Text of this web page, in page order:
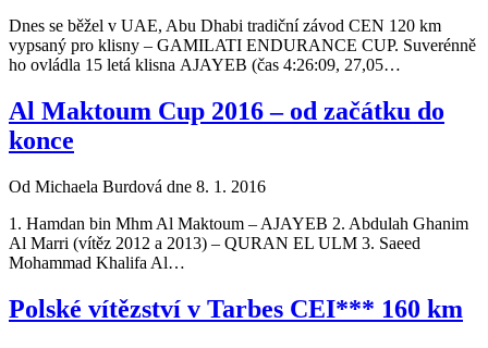
Dnes se běžel v UAE, Abu Dhabi tradiční závod CEN 120 km
vypsaný pro klisny – GAMILATI ENDURANCE CUP. Suverénně
ho ovládla 15 letá klisna AJAYEB (čas 4:26:09, 27,05…
Al Maktoum Cup 2016 – od začátku do
konce
Od Michaela Burdová dne 8. 1. 2016
1. Hamdan bin Mhm Al Maktoum – AJAYEB 2. Abdulah Ghanim
Al Marri (vítěz 2012 a 2013) – QURAN EL ULM 3. Saeed
Mohammad Khalifa Al…
Polské vítězství v Tarbes CEI*** 160 km